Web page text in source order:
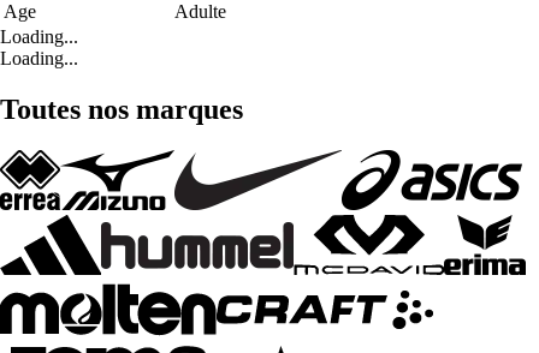
Age
Adulte
Loading...
Loading...
Toutes nos marques